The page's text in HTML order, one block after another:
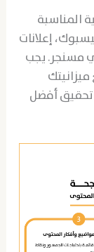
المناسبة
إعلانات
مسنجر. يجب
أفضل